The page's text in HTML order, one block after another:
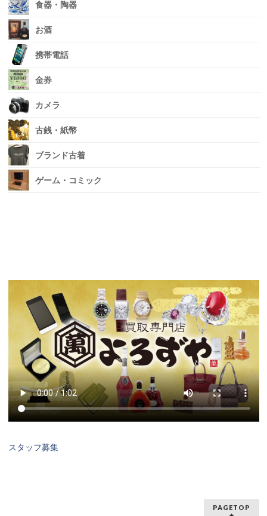
食器・陶器
お酒
携帯電話
金券
カメラ
古銭・紙幣
ブランド古着
ゲーム・コミック
スタッフ募集
PAGETOP